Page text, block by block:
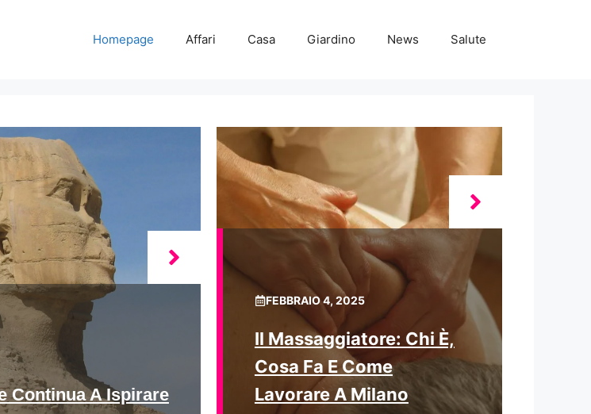
Homepage Affari Casa Giardino News Salute
Continua A Ispirare
FEBBRAIO 4, 2025
Il Massaggiatore: Chi È,
Cosa Fa E Come
Lavorare A Milano